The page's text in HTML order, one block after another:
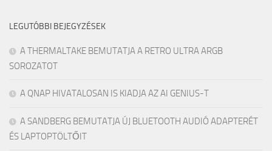
LEGUTÓBBI BEJEGYZÉSEK
A THERMALTAKE BEMUTATJA A RETRO ULTRA ARGB
SOROZATOT
A QNAP HIVATALOSAN IS KIADJA AZ AI GENIUS-T
A SANDBERG BEMUTATJA ÚJ BLUETOOTH AUDIÓ ADAPTERÉT
ÉS LAPTOPTÖLTŐIT